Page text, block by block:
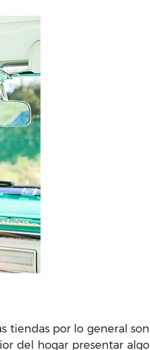
tiendas por lo general son
del hogar presentar algo